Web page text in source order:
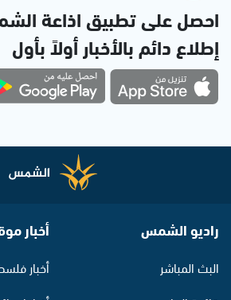
احصل على تطبيق اذاعة
إطلاع دائم بالأخبار أولاً بأول
راديو الشمس
البث المباشر
أخبار
أخبار